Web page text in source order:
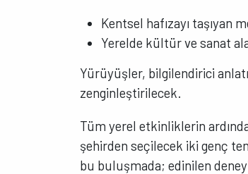
Kentsel hafızayı taşıyan
Yerelde kültür ve sanat
Yürüyüşler, bilgilendirici
zenginleştirilecek.
Tüm yerel etkinliklerin
şehirden seçilecek iki genç
bu buluşmada; edinilen